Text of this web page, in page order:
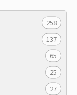
258
137
65
25
27